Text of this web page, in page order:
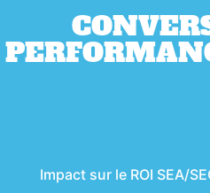
Impact sur le ROI SEA/